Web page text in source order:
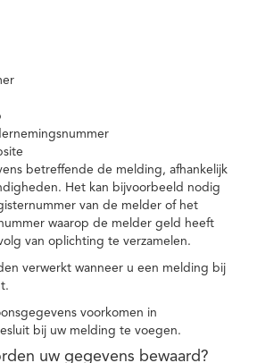
betreffende de melding, afhankelijk
Het kan bijvoorbeeld nodig
van de melder of het
waarop de melder geld heeft
van oplichting te verzamelen.
verwerkt wanneer u een melding bij
voorkomen in
bij uw melding te voegen.
uw gegevens bewaard?